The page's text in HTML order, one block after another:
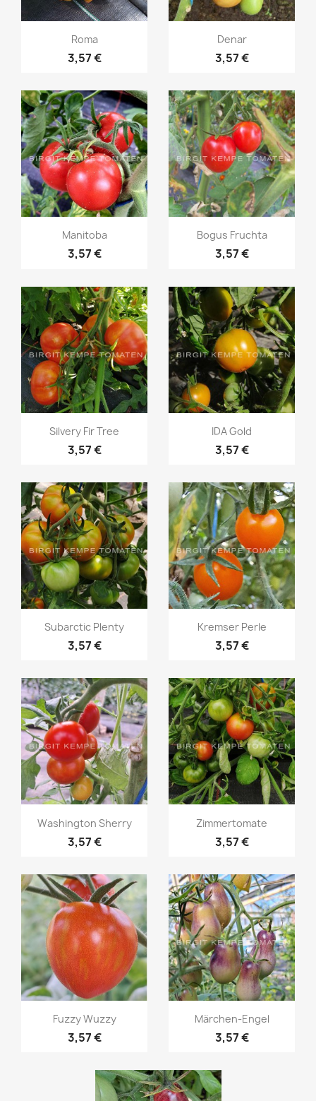
Vorschau
Roma
3,57 €
Vorschau
Denar
3,57 €
Vorschau
Manitoba
3,57 €
Vorschau
Bogus Fruchta
3,57 €
Vorschau
Silvery Fir Tree
3,57 €
Vorschau
IDA Gold
3,57 €
Vorschau
Subarctic Plenty
3,57 €
Vorschau
Kremser Perle
3,57 €
Vorschau
Washington Sherry
3,57 €
Vorschau
Zimmertomate
3,57 €
Vorschau
Fuzzy Wuzzy
3,57 €
Vorschau
Märchen-Engel
3,57 €